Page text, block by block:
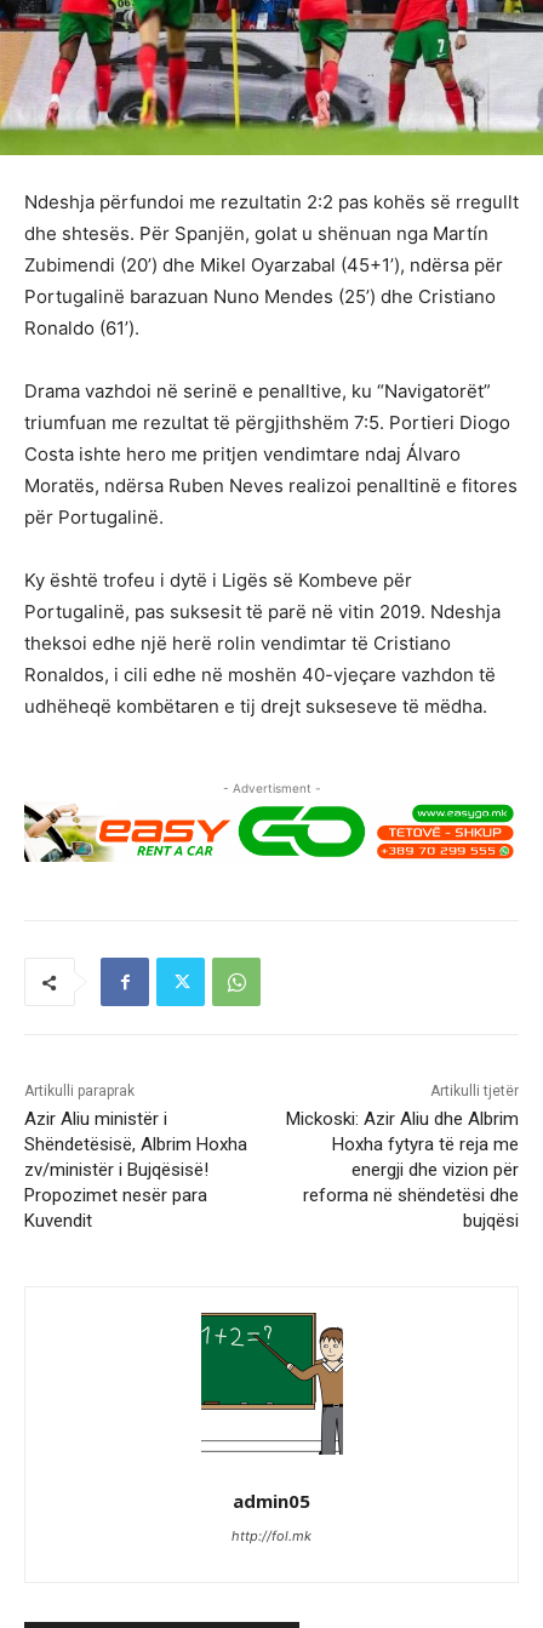
Ndeshja përfundoi me rezultatin 2:2 pas kohës së rregullt
dhe shtesës. Për Spanjën, golat u shënuan nga Martín
Zubimendi (20’) dhe Mikel Oyarzabal (45+1’), ndërsa për
Portugalinë barazuan Nuno Mendes (25’) dhe Cristiano
Ronaldo (61’).
Drama vazhdoi në serinë e penalltive, ku “Navigatorët”
triumfuan me rezultat të përgjithshëm 7:5. Portieri Diogo
Costa ishte hero me pritjen vendimtare ndaj Álvaro
Moratës, ndërsa Ruben Neves realizoi penalltinë e fitores
për Portugalinë.
Ky është trofeu i dytë i Ligës së Kombeve për
Portugalinë, pas suksesit të parë në vitin 2019. Ndeshja
theksoi edhe një herë rolin vendimtar të Cristiano
Ronaldos, i cili edhe në moshën 40-vjeçare vazhdon të
udhëheqë kombëtaren e tij drejt sukseseve të mëdha.
- Advertisment -
Artikulli paraprak
Azir Aliu ministër i
Shëndetësisë, Albrim Hoxha
zv/ministër i Bujqësisë!
Propozimet nesër para
Kuvendit
Artikulli tjetër
Mickoski: Azir Aliu dhe Albrim
Hoxha fytyra të reja me
energji dhe vizion për
reforma në shëndetësi dhe
bujqësi
admin05
http://fol.mk